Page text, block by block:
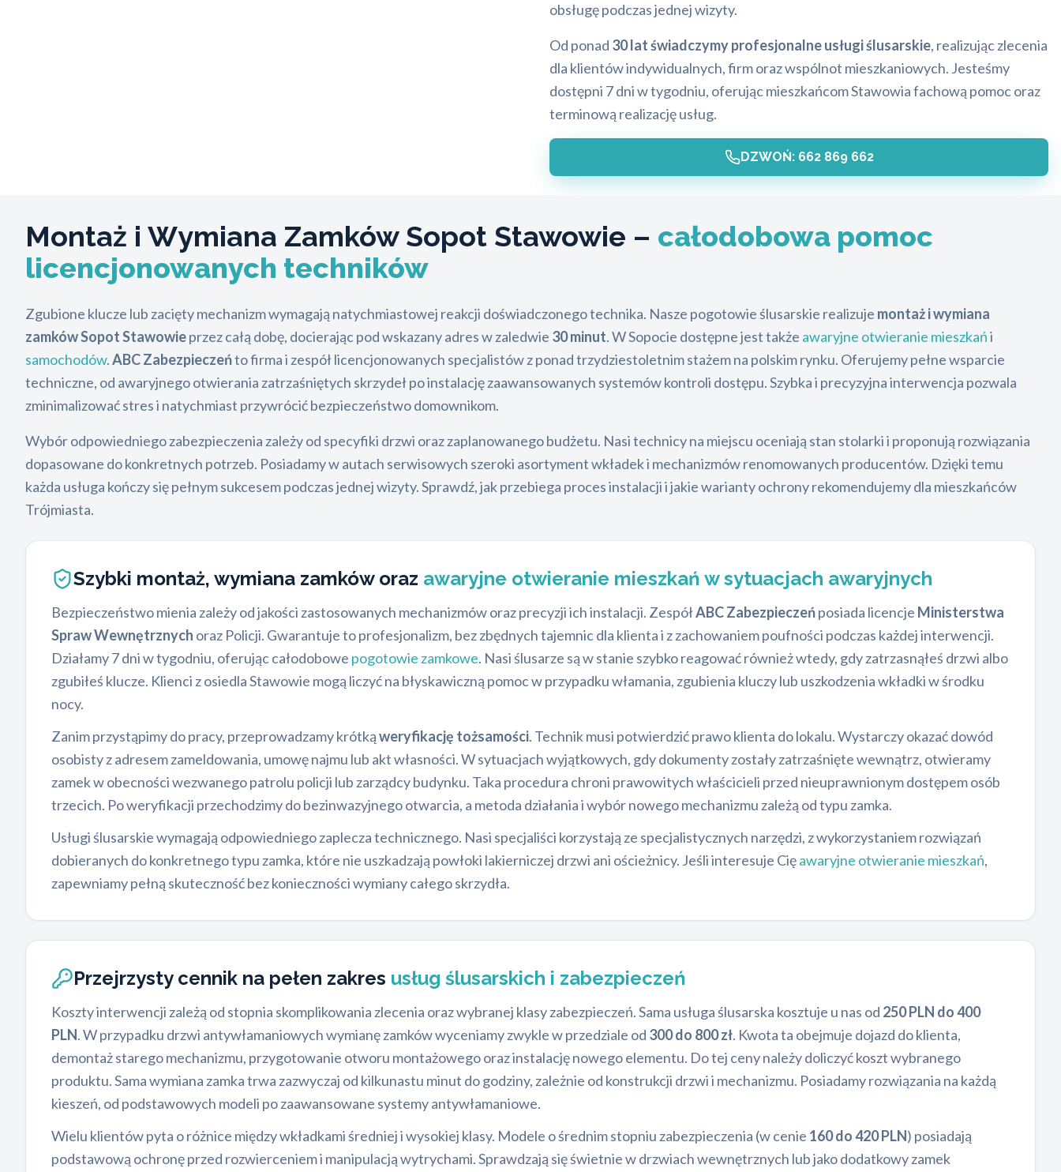
obsługę podczas jednej wizyty.
Od ponad 30 lat świadczymy profesjonalne usługi ślusarskie, realizując zlecenia
dla klientów indywidualnych, firm oraz wspólnot mieszkaniowych. Jesteśmy
dostępni 7 dni w tygodniu, oferując mieszkańcom Stawowia fachową pomoc oraz
terminową realizację usług.
DZWOŃ: 662 869 662
Montaż i Wymiana Zamków Sopot Stawowie – całodobowa pomoc
licencjonowanych techników
Zgubione klucze lub zacięty mechanizm wymagają natychmiastowej reakcji doświadczonego technika. Nasze pogotowie ślusarskie realizuje montaż i wymiana
zamków Sopot Stawowieprzez całą dobę, docierając pod wskazany adres w zaledwie 30 minut. W Sopocie dostępne jest także awaryjne otwieranie mieszkańi
samochodów.ABC Zabezpieczeńto firma i zespół licencjonowanych specjalistów z ponad trzydziestoletnim stażem na polskim rynku. Oferujemy pełne wsparcie
techniczne, od awaryjnego otwierania zatrzaśniętych skrzydeł po instalację zaawansowanych systemów kontroli dostępu. Szybka i precyzyjna interwencja pozwala
zminimalizować stres i natychmiast przywrócić bezpieczeństwo domownikom.
Wybór odpowiedniego zabezpieczenia zależy od specyfiki drzwi oraz zaplanowanego budżetu. Nasi technicy na miejscu oceniają stan stolarki i proponują rozwiązania
dopasowane do konkretnych potrzeb. Posiadamy w autach serwisowych szeroki asortyment wkładek i mechanizmów renomowanych producentów. Dzięki temu
każda usługa kończy się pełnym sukcesem podczas jednej wizyty. Sprawdź, jak przebiega proces instalacji i jakie warianty ochrony rekomendujemy dla mieszkańców
Trójmiasta.
Szybki montaż, wymiana zamków oraz awaryjne otwieranie mieszkań w sytuacjach awaryjnych
Bezpieczeństwo mienia zależy od jakości zastosowanych mechanizmów oraz precyzji ich instalacji. ZespółABC Zabezpieczeńposiada licencje Ministerstwa
Spraw Wewnętrznych oraz Policji. Gwarantuje to profesjonalizm, bez zbędnych tajemnic dla klienta i z zachowaniem poufności podczas każdej interwencji.
Działamy 7 dni w tygodniu, oferując całodobowe pogotowie zamkowe. Nasi ślusarze są w stanie szybko reagować również wtedy, gdy zatrzasnąłeś drzwi albo
zgubiłeś klucze. Klienci z osiedla Stawowie mogą liczyć na błyskawiczną pomoc w przypadku włamania, zgubienia kluczy lub uszkodzenia wkładki w środku
nocy.
Zanim przystąpimy do pracy, przeprowadzamy krótkąweryfikację tożsamości. Technik musi potwierdzić prawo klienta do lokalu. Wystarczy okazać dowód
osobisty z adresem zameldowania, umowę najmu lub akt własności. W sytuacjach wyjątkowych, gdy dokumenty zostały zatrzaśnięte wewnątrz, otwieramy
zamek w obecności wezwanego patrolu policji lub zarządcy budynku. Taka procedura chroni prawowitych właścicieli przed nieuprawnionym dostępem osób
trzecich. Po weryfikacji przechodzimy do bezinwazyjnego otwarcia, a metoda działania i wybór nowego mechanizmu zależą od typu zamka.
Usługi ślusarskie wymagają odpowiedniego zaplecza technicznego. Nasi specjaliści korzystają ze specjalistycznych narzędzi, z wykorzystaniem rozwiązań
dobieranych do konkretnego typu zamka, które nie uszkadzają powłoki lakierniczej drzwi ani ościeżnicy. Jeśli interesuje Cięawaryjne otwieranie mieszkań,
zapewniamy pełną skuteczność bez konieczności wymiany całego skrzydła.
Przejrzysty cennik na pełen zakres usług ślusarskich i zabezpieczeń
Koszty interwencji zależą od stopnia skomplikowania zlecenia oraz wybranej klasy zabezpieczeń. Sama usługa ślusarska kosztuje u nas od 250 PLN do 400
PLN. W przypadku drzwi antywłamaniowych wymianę zamków wyceniamy zwykle w przedziale od 300 do 800 zł. Kwota ta obejmuje dojazd do klienta,
demontaż starego mechanizmu, przygotowanie otworu montażowego oraz instalację nowego elementu. Do tej ceny należy doliczyć koszt wybranego
produktu. Sama wymiana zamka trwa zazwyczaj od kilkunastu minut do godziny, zależnie od konstrukcji drzwi i mechanizmu. Posiadamy rozwiązania na każdą
kieszeń, od podstawowych modeli po zaawansowane systemy antywłamaniowe.
Wielu klientów pyta o różnice między wkładkami średniej i wysokiej klasy. Modele o średnim stopniu zabezpieczenia (w cenie 160 do 420 PLN) posiadają
podstawową ochronę przed rozwierceniem i manipulacją wytrychami. Sprawdzają się świetnie w drzwiach wewnętrznych lub jako dodatkowy zamek